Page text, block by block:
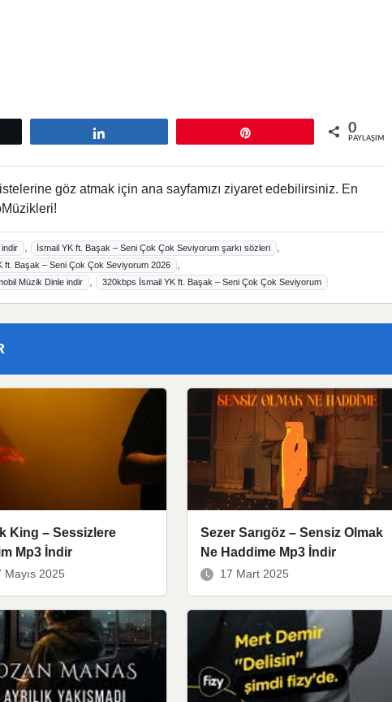
0
göz atmak için ana sayfamızı ziyaret edebilirsiniz. En
, İsmail YK ft. Başak – Seni Çok Çok Seviyorum şarkı sözleri ,
ft. Başak – Seni Çok Çok Seviyorum 2026 ,
Müzik Dinle indir , 320kbps İsmail YK ft. Başak – Seni Çok Çok Seviyorum
King – Sessizlere
Mp3 İndir
Mayıs 2025
Sezer Sarıgöz – Sensiz Olmak
Ne Haddime Mp3 İndir
17 Mart 2025